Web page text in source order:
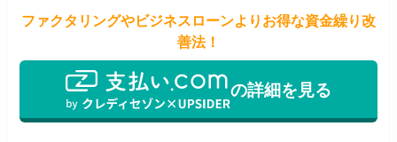
ファクタリングやビジネスローンよりお得な資金繰り改
善法！
の詳細を見る